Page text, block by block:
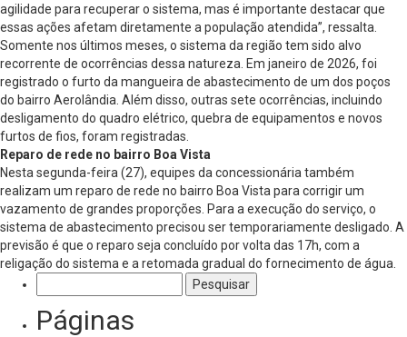
agilidade para recuperar o sistema, mas é importante destacar que
essas ações afetam diretamente a população atendida”, ressalta.
Somente nos últimos meses, o sistema da região tem sido alvo
recorrente de ocorrências dessa natureza. Em janeiro de 2026, foi
registrado o furto da mangueira de abastecimento de um dos poços
do bairro Aerolândia. Além disso, outras sete ocorrências, incluindo
desligamento do quadro elétrico, quebra de equipamentos e novos
furtos de fios, foram registradas.
Reparo de rede no bairro Boa Vista
Nesta segunda-feira (27), equipes da concessionária também
realizam um reparo de rede no bairro Boa Vista para corrigir um
vazamento de grandes proporções. Para a execução do serviço, o
sistema de abastecimento precisou ser temporariamente desligado. A
previsão é que o reparo seja concluído por volta das 17h, com a
religação do sistema e a retomada gradual do fornecimento de água.
por:
Páginas